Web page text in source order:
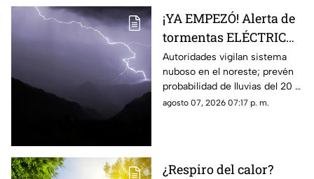
¡YA EMPEZÓ! Alerta de
tormentas ELÉCTRICAS
para este viernes se
mantiene vigente:
Protección civil
Autoridades vigilan sistema
nuboso en el noreste; prevén
probabilidad de lluvias del 20 al
30% con riesgo de granizo,
agosto 07, 2026 07:17 p. m.
¿Respiro del calor?